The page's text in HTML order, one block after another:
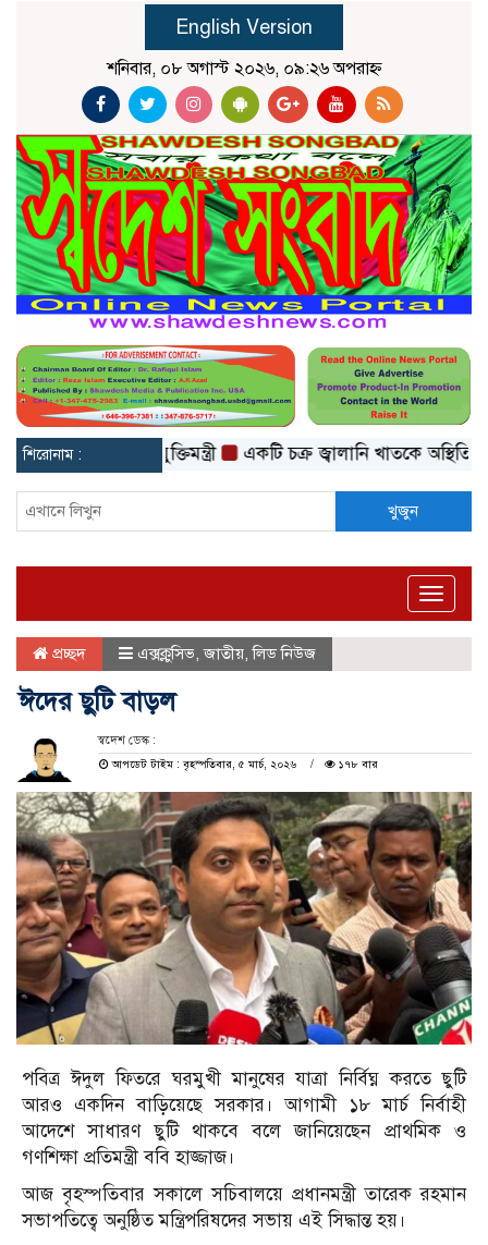
English Version
শনিবার, ০৮ অগাস্ট ২০২৬, ০৯:২৬ অপরাহ্ন
শিরোনাম :
হবে: তথ্যপ্রযুক্তিমন্ত্রী একটি চক্র জ্বালানি খাতকে অস্থিতিশীল
খুজুন
Toggle
প্রচ্ছদ এক্সক্লুসিভ ,জাতীয় ,লিড নিউজ
ঈদের ছুটি বাড়ল
স্বদেশ ডেস্ক :
আপডেট টাইম : বৃহস্পতিবার, ৫ মার্চ, ২০২৬
১৭৮ বার
পবিত্র ঈদুল ফিতরে ঘরমুখী মানুষের যাত্রা নির্বিঘ্ন করতে ছুটি
আরও একদিন বাড়িয়েছে সরকার। আগামী ১৮ মার্চ নির্বাহী
আদেশে সাধারণ ছুটি থাকবে বলে জানিয়েছেন প্রাথমিক ও
গণশিক্ষা প্রতিমন্ত্রী ববি হাজ্জাজ।
আজ বৃহস্পতিবার সকালে সচিবালয়ে প্রধানমন্ত্রী তারেক রহমান
সভাপতিত্বে অনুষ্ঠিত মন্ত্রিপরিষদের সভায় এই সিদ্ধান্ত হয়।